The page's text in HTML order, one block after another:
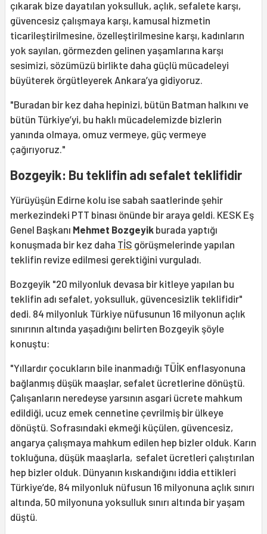
çıkarak bize dayatılan yoksulluk, açlık, sefalete karşı,
güvencesiz çalışmaya karşı, kamusal hizmetin
ticarileştirilmesine, özelleştirilmesine karşı, kadınların
yok sayılan, görmezden gelinen yaşamlarına karşı
sesimizi, sözümüzü birlikte daha güçlü mücadeleyi
büyüterek örgütleyerek Ankara’ya gidiyoruz.
"Buradan bir kez daha hepinizi, bütün Batman halkını ve
bütün Türkiye’yi, bu haklı mücadelemizde bizlerin
yanında olmaya, omuz vermeye, güç vermeye
çağırıyoruz."
Bozgeyik: Bu teklifin adı sefalet teklifidir
Yürüyüşün Edirne kolu ise sabah saatlerinde şehir
merkezindeki PTT binası önünde bir araya geldi. KESK Eş
Genel Başkanı Mehmet Bozgeyik burada yaptığı
konuşmada bir kez daha TİS görüşmelerinde yapılan
teklifin revize edilmesi gerektiğini vurguladı.
Bozgeyik "20 milyonluk devasa bir kitleye yapılan bu
teklifin adı sefalet, yoksulluk, güvencesizlik teklifidir"
dedi. 84 milyonluk Türkiye nüfusunun 16 milyonun açlık
sınırının altında yaşadığını belirten Bozgeyik şöyle
konuştu:
"Yıllardır çocukların bile inanmadığı TÜİK enflasyonuna
bağlanmış düşük maaşlar, sefalet ücretlerine dönüştü.
Çalışanların neredeyse yarsının asgari ücrete mahkum
edildiği, ucuz emek cennetine çevrilmiş bir ülkeye
dönüştü. Sofrasındaki ekmeği küçülen, güvencesiz,
angarya çalışmaya mahkum edilen hep bizler olduk. Karın
tokluğuna, düşük maaşlarla, sefalet ücretleri çalıştırılan
hep bizler olduk. Dünyanın kıskandığını iddia ettikleri
Türkiye’de, 84 milyonluk nüfusun 16 milyonuna açlık sınırı
altında, 50 milyonuna yoksulluk sınırı altında bir yaşam
düştü.